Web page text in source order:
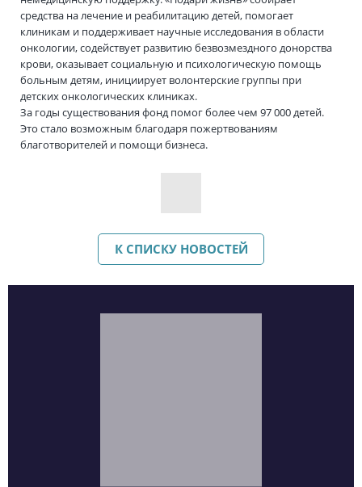
средства на лечение и реабилитацию детей, помогает
клиникам и поддерживает научные исследования в области
онкологии, содействует развитию безвозмездного донорства
крови, оказывает социальную и психологическую помощь
больным детям, инициирует волонтерские группы при
детских онкологических клиниках.
За годы существования фонд помог более чем 97 000 детей.
Это стало возможным благодаря пожертвованиям
благотворителей и помощи бизнеса.
К СПИСКУ НОВОСТЕЙ